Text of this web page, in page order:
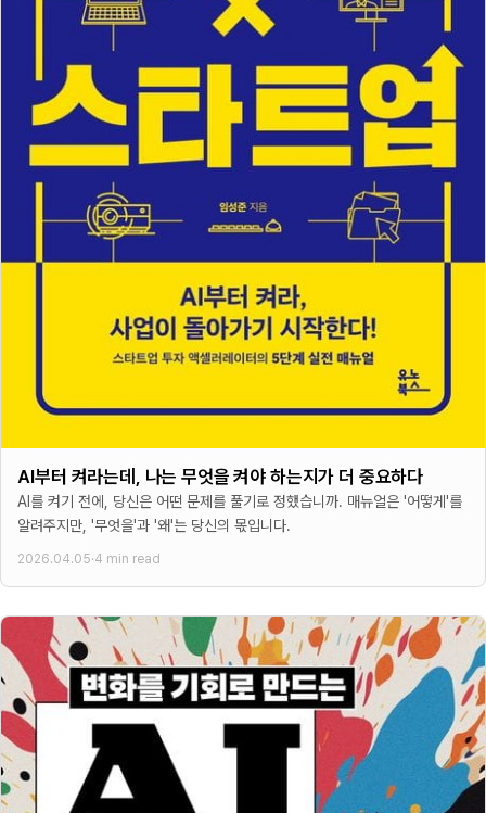
AI부터 켜라는데, 나는 무엇을 켜야 하는지가 더 중요하다
AI를 켜기 전에, 당신은 어떤 문제를 풀기로 정했습니까. 매뉴얼은 '어떻게'를
알려주지만, '무엇을'과 '왜'는 당신의 몫입니다.
2026.04.05·4 min read